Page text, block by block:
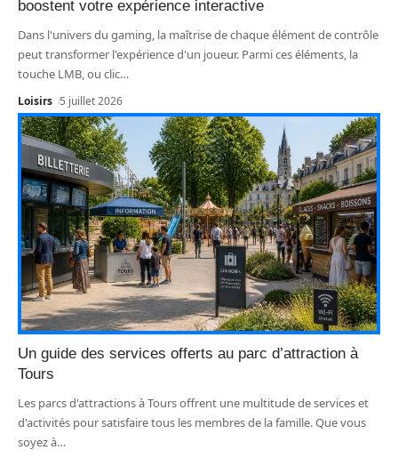
boostent votre expérience interactive
Dans l'univers du gaming, la maîtrise de chaque élément de contrôle
peut transformer l'expérience d'un joueur. Parmi ces éléments, la
touche LMB, ou clic…
Loisirs 5 juillet 2026
Un guide des services offerts au parc d’attraction à
Tours
Les parcs d'attractions à Tours offrent une multitude de services et
d'activités pour satisfaire tous les membres de la famille. Que vous
soyez à…